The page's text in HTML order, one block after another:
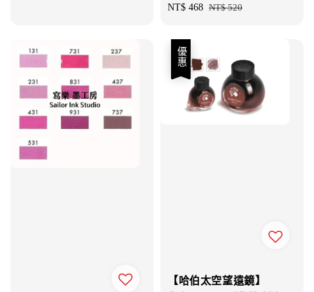
Sale
NT$ 468 Regular
NT$ 520
優惠
【哈伯太空望遠鏡】